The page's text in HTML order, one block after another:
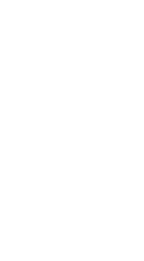
das NFC-Feld auf
kannst du amiibo über
U, kannst du amiibo in